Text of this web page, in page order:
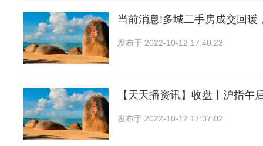
当前消息!多城二手房成交回暖
发布于 2022-10-12 17:40:23
【天天播资讯】收盘丨沪指午
发布于 2022-10-12 17:37:02